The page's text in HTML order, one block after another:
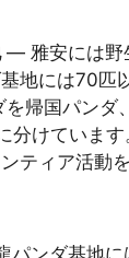
— 雅安には野
地には70匹
を帰国パンダ
分けていま
ティア活動
ンダ基地に